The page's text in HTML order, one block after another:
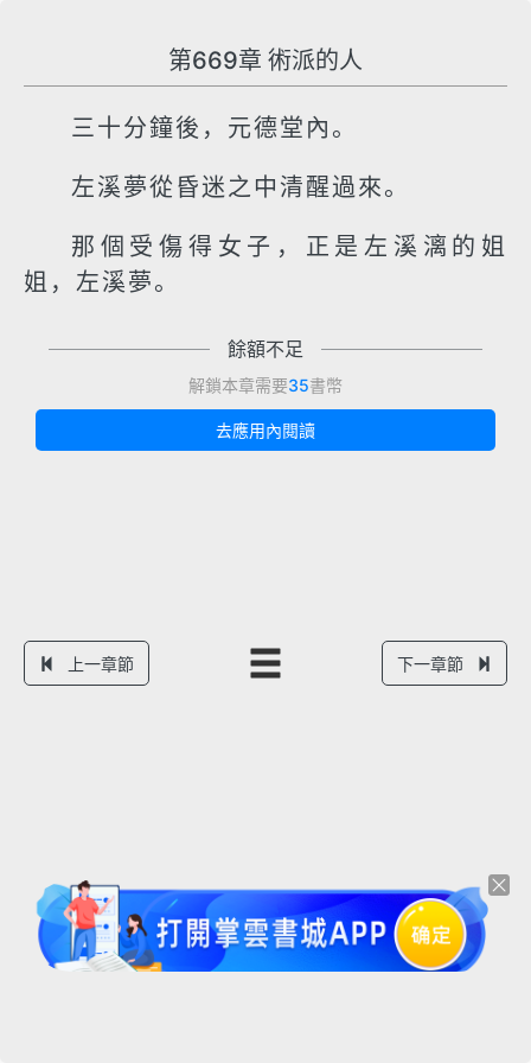
第669章 術派的人
三十分鐘後，元德堂內。
左溪夢從昏迷之中清醒過來。
那個受傷得女子，正是左溪漓的姐
姐，左溪夢。
餘額不足
解鎖本章需要35書幣
去應用內閱讀
上一章節 下一章節